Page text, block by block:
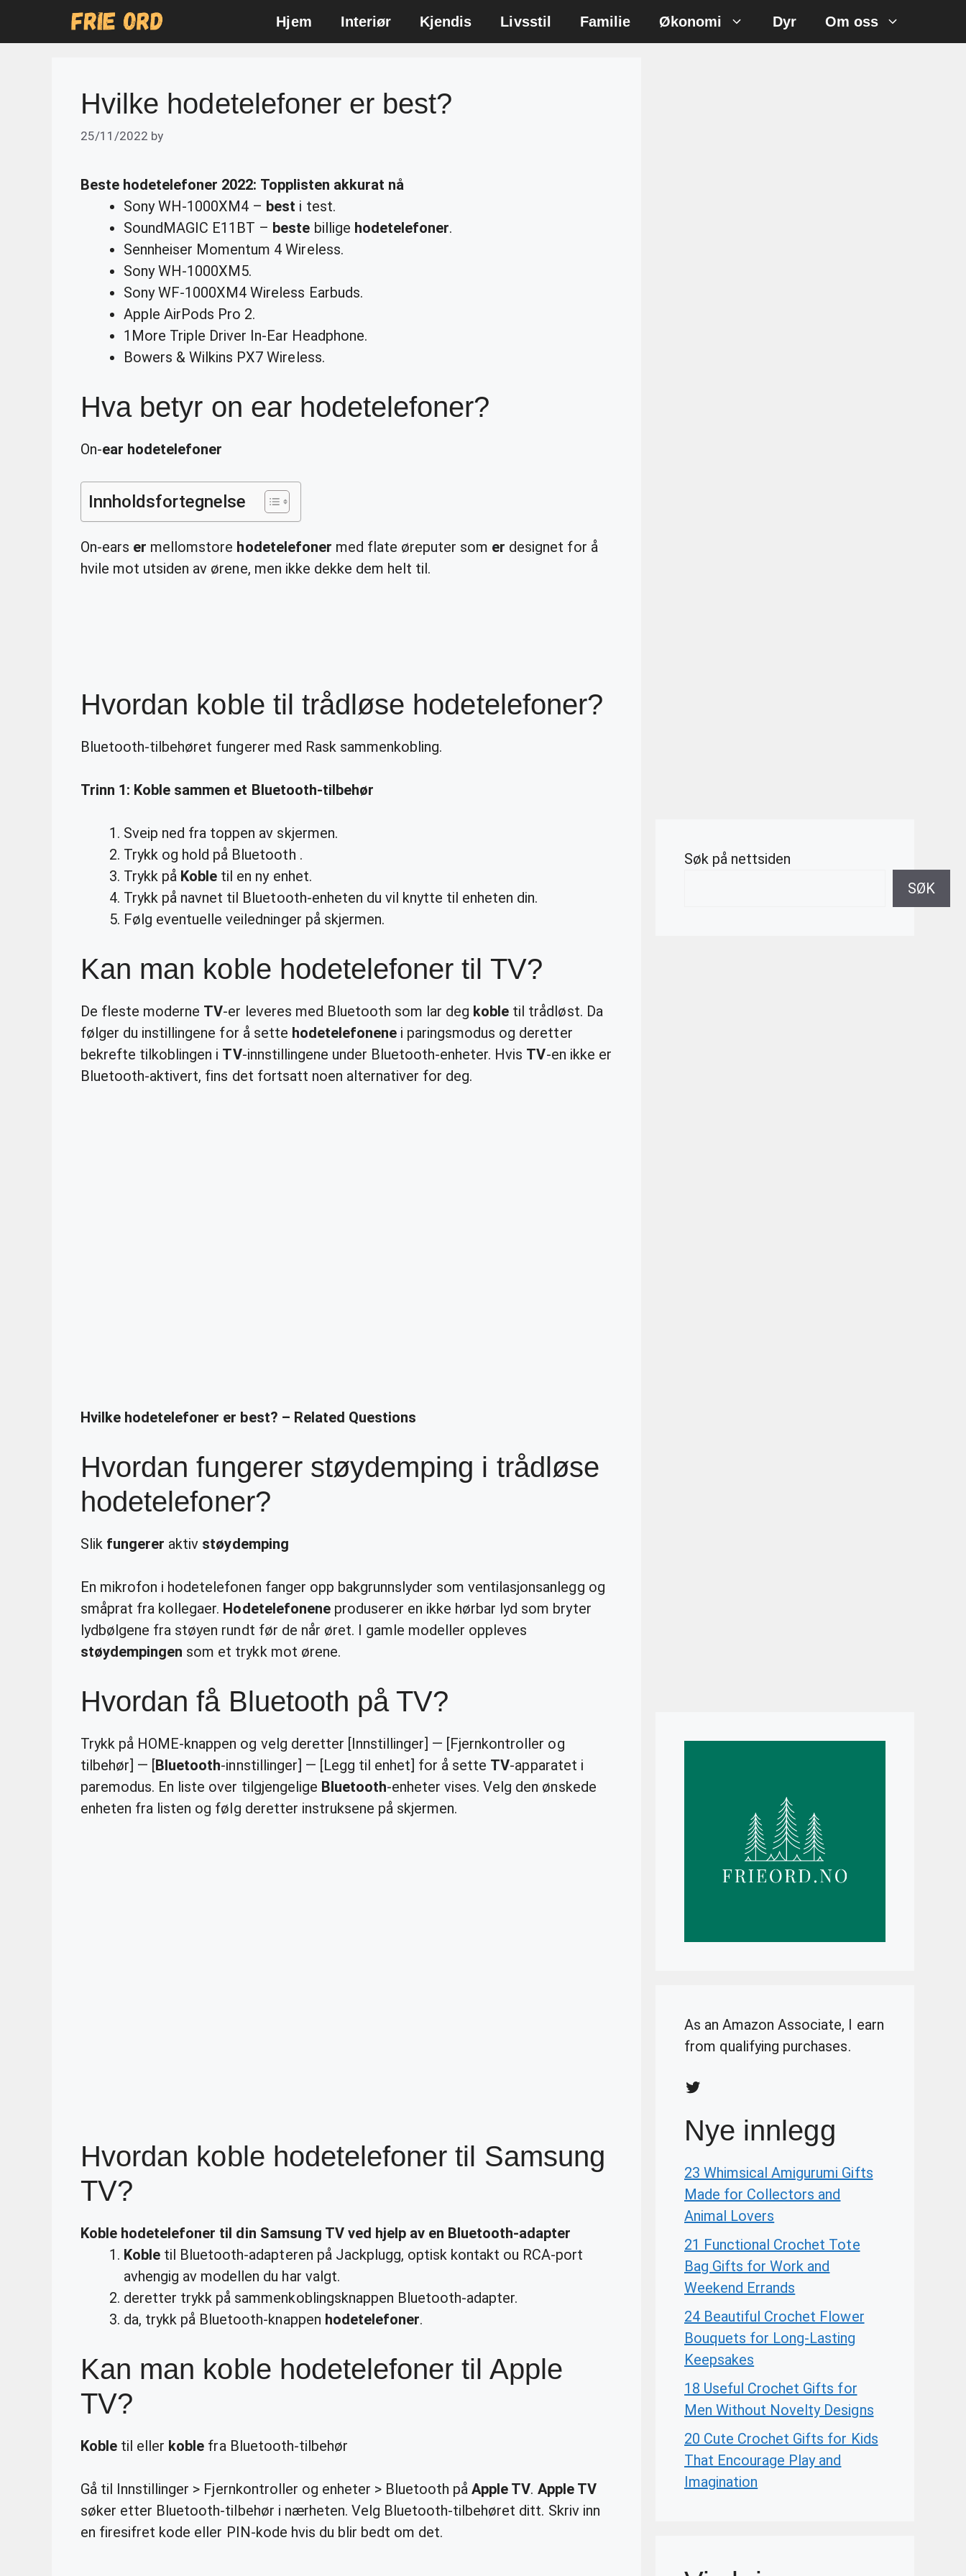
Hjem Interiør Kjendis Livsstil Familie Økonomi Dyr Om oss
Hvilke hodetelefoner er best?
25/11/2022 by
Beste hodetelefoner 2022: Topplisten akkurat nå
Sony WH-1000XM4 – best i test.
SoundMAGIC E11BT – beste billige hodetelefoner.
Sennheiser Momentum 4 Wireless.
Sony WH-1000XM5.
Sony WF-1000XM4 Wireless Earbuds.
Apple AirPods Pro 2.
1More Triple Driver In-Ear Headphone.
Bowers & Wilkins PX7 Wireless.
Hva betyr on ear hodetelefoner?
On-ear hodetelefoner
Innholdsfortegnelse
On-ears er mellomstore hodetelefoner med flate øreputer som er designet for å
hvile mot utsiden av ørene, men ikke dekke dem helt til.
Hvordan koble til trådløse hodetelefoner?
Bluetooth-tilbehøret fungerer med Rask sammenkobling.
Trinn 1: Koble sammen et Bluetooth-tilbehør
Sveip ned fra toppen av skjermen.
Trykk og hold på Bluetooth .
Trykk på Koble til en ny enhet.
Trykk på navnet til Bluetooth-enheten du vil knytte til enheten din.
Følg eventuelle veiledninger på skjermen.
Kan man koble hodetelefoner til TV?
De fleste moderne TV-er leveres med Bluetooth som lar deg koble til trådløst. Da
følger du instillingene for å sette hodetelefonene i paringsmodus og deretter
bekrefte tilkoblingen i TV-innstillingene under Bluetooth-enheter. Hvis TV-en ikke er
Bluetooth-aktivert, fins det fortsatt noen alternativer for deg.
Hvilke hodetelefoner er best? – Related Questions
Hvordan fungerer støydemping i trådløse
hodetelefoner?
Slik fungerer aktiv støydemping
En mikrofon i hodetelefonen fanger opp bakgrunnslyder som ventilasjonsanlegg og
småprat fra kollegaer. Hodetelefoneneproduserer en ikke hørbar lyd som bryter
lydbølgene fra støyen rundt før de når øret. I gamle modeller oppleves
støydempingen som et trykk mot ørene.
Hvordan få Bluetooth på TV?
Trykk på HOME-knappen og velg deretter [Innstillinger] — [Fjernkontroller og
tilbehør] — [Bluetooth-innstillinger] — [Legg til enhet] for å sette TV-apparatet i
paremodus. En liste over tilgjengelige Bluetooth-enheter vises. Velg den ønskede
enheten fra listen og følg deretter instruksene på skjermen.
Hvordan koble hodetelefoner til Samsung
TV?
Koble hodetelefoner til din Samsung TVved hjelp av en Bluetooth-adapter
Koble til Bluetooth-adapteren på Jackplugg, optisk kontakt ou RCA-port
avhengig av modellen du har valgt.
deretter trykk på sammenkoblingsknappen Bluetooth-adapter.
da, trykk på Bluetooth-knappen hodetelefoner.
Kan man koble hodetelefoner til Apple
TV?
Koble til eller koble fra Bluetooth-tilbehør
Gå til Innstillinger > Fjernkontroller og enheter > Bluetooth påApple TV. Apple TV
søker etter Bluetooth-tilbehør i nærheten. Velg Bluetooth-tilbehøret ditt. Skriv inn
en firesifret kode eller PIN-kode hvis du blir bedt om det.
Søk på nettsiden
SØK
As an Amazon Associate, I earn
from qualifying purchases.
Twitter
Nye innlegg
23 Whimsical Amigurumi Gifts
Made for Collectors and
Animal Lovers
21 Functional Crochet Tote
Bag Gifts for Work and
Weekend Errands
24 Beautiful Crochet Flower
Bouquets for Long-Lasting
Keepsakes
18 Useful Crochet Gifts for
Men Without Novelty Designs
20 Cute Crochet Gifts for Kids
That Encourage Play and
Imagination